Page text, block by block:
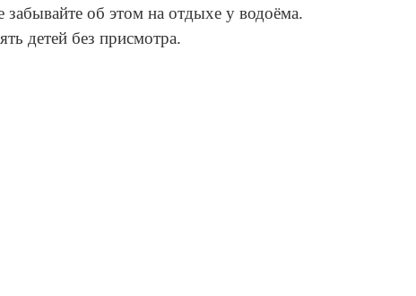
об этом на отдыхе у водоёма.
детей без присмотра.